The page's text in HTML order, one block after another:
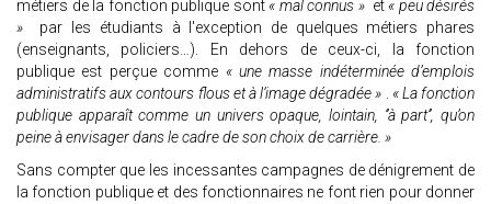
métiers de la fonction publique sont « mal connus » et« peu désirés
»
par les étudiants à l'exception de quelques métiers phares
(enseignants, policiers…). En dehors de ceux-ci, la fonction
publique est perçue comme « une masse indéterminée d’emplois
administratifs aux contours flous et à l’image dégradée » . « La fonction
publique apparaît comme un univers opaque, lointain, ‘’à part’’, qu’on
peine à envisager dans le cadre de son choix de carrière. »
Sans compter que les incessantes campagnes de dénigrement de
la fonction publique et des fonctionnaires ne font rien pour donner